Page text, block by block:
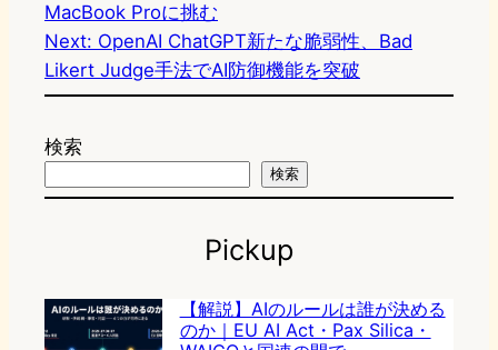
MacBook Proに挑む
Next: OpenAI ChatGPT新たな脆弱性、Bad
Likert Judge手法でAI防御機能を突破
検索
検索
Pickup
【解説】AIのルールは誰が決める
のか｜EU AI Act・Pax Silica・